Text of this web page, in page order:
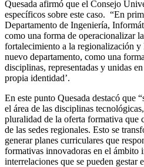
Quesada afirmó que el Consejo
específicos sobre este caso. “En
Departamento de Ingeniería,
como una forma de operacionalizar
fortalecimiento a la regionalización y
nuevo departamento, como una
disciplinas, representadas y unidas
propia identidad’.
En este punto Quesada destacó que
el área de las disciplinas
pluralidad de la oferta formativa que
de las sedes regionales. Esto se
generar planes curriculares que
formativas innovadoras en el ámbito
interrelaciones que se pueden gestar